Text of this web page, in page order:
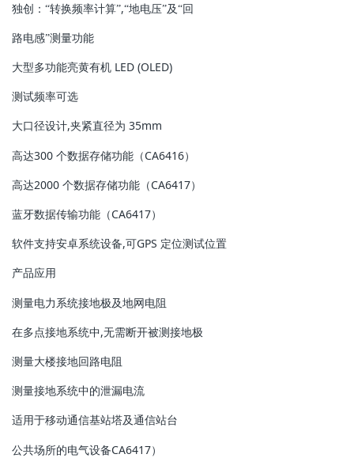
独创：“转换频率计算”,“地电压”及“回
路电感”测量功能
大型多功能亮黄有机 LED (OLED)
测试频率可选
大口径设计,夹紧直径为 35mm
高达300 个数据存储功能（ CA6416）
高达2000 个数据存储功能（ CA6417）
蓝牙数据传输功能（ CA6417）
软件支持安卓系统设备,可GPS 定位测试位置
产品应用
测量电力系统接地极及地网电阻
在多点接地系统中,无需断开被测接地极
测量大楼接地回路电阻
测量接地系统中的泄漏电流
适用于移动通信基站塔及通信站台
公共场所的电气设备CA6417）